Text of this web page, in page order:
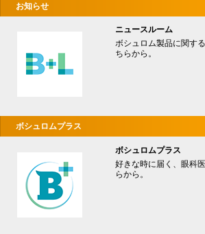
お知らせ
ニュースルーム
ボシュロム製品に関す
ちらから。
ボシュロムプラス
ボシュロムプラス
好きな時に届く、眼科
らから。